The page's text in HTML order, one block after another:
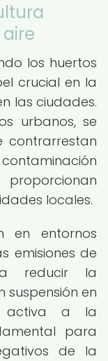
los huertos
crucial en la
las ciudades.
urbanos, se
contrarrestan
locales.
en entornos
emisiones de
reducir la
en
activa a la
para
de la